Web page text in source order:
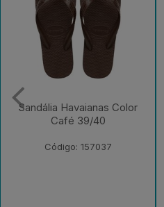
Sandália Havaianas Slim
Lisa Rose Gold 37/38
Código: 174701